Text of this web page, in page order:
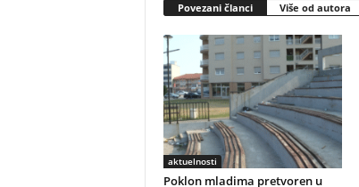
Povezani članci Više od autora
aktuelnosti
Poklon mladima pretvoren u